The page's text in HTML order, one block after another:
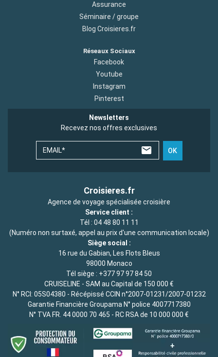
Assurance
Séminaire / groupe
Blog Croisieres.fr
Réseaux Sociaux
Facebook
Youtube
Instagram
Pinterest
Newsletters
Recevez nos offres exclusives
EMAIL* OK
Croisieres.fr
Agence de voyage spécialisée croisière
Service client :
Tél : 04 48 80 11 11
(Numéro non surtaxé, appel au prix d'une communication locale)
Siège social :
16 rue du Gabian, Les Flots Bleus
98000 Monaco
Tél siège : +377 97 97 84 50
CRUISELINE - SAM au Capital de 150 000 €
N° RCI: 05S04380 - Récépissé CCIN n°2007-01231/2007-01232
Garantie Financière Groupama N° police 4007717380
N° TVA FR. 44 0000 70 465 - RC RSA de 10 000 000 €